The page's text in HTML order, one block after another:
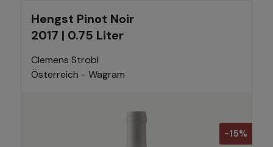
Hengst Pinot Noir
2017 | 0.75 Liter
Clemens Strobl
Österreich - Wagram
-15%